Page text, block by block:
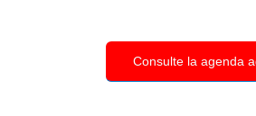
Consulte la agenda